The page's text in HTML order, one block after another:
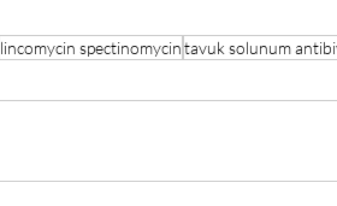
lincomycin spectinomycintavuk solunum